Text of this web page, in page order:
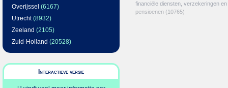
Overijssel (6167)
Utrecht(8932)
Zeeland (2105)
Zuid-Holland (20528)
Interactieve versie
financiële diensten, verzekeringen en
pensioenen (10765)